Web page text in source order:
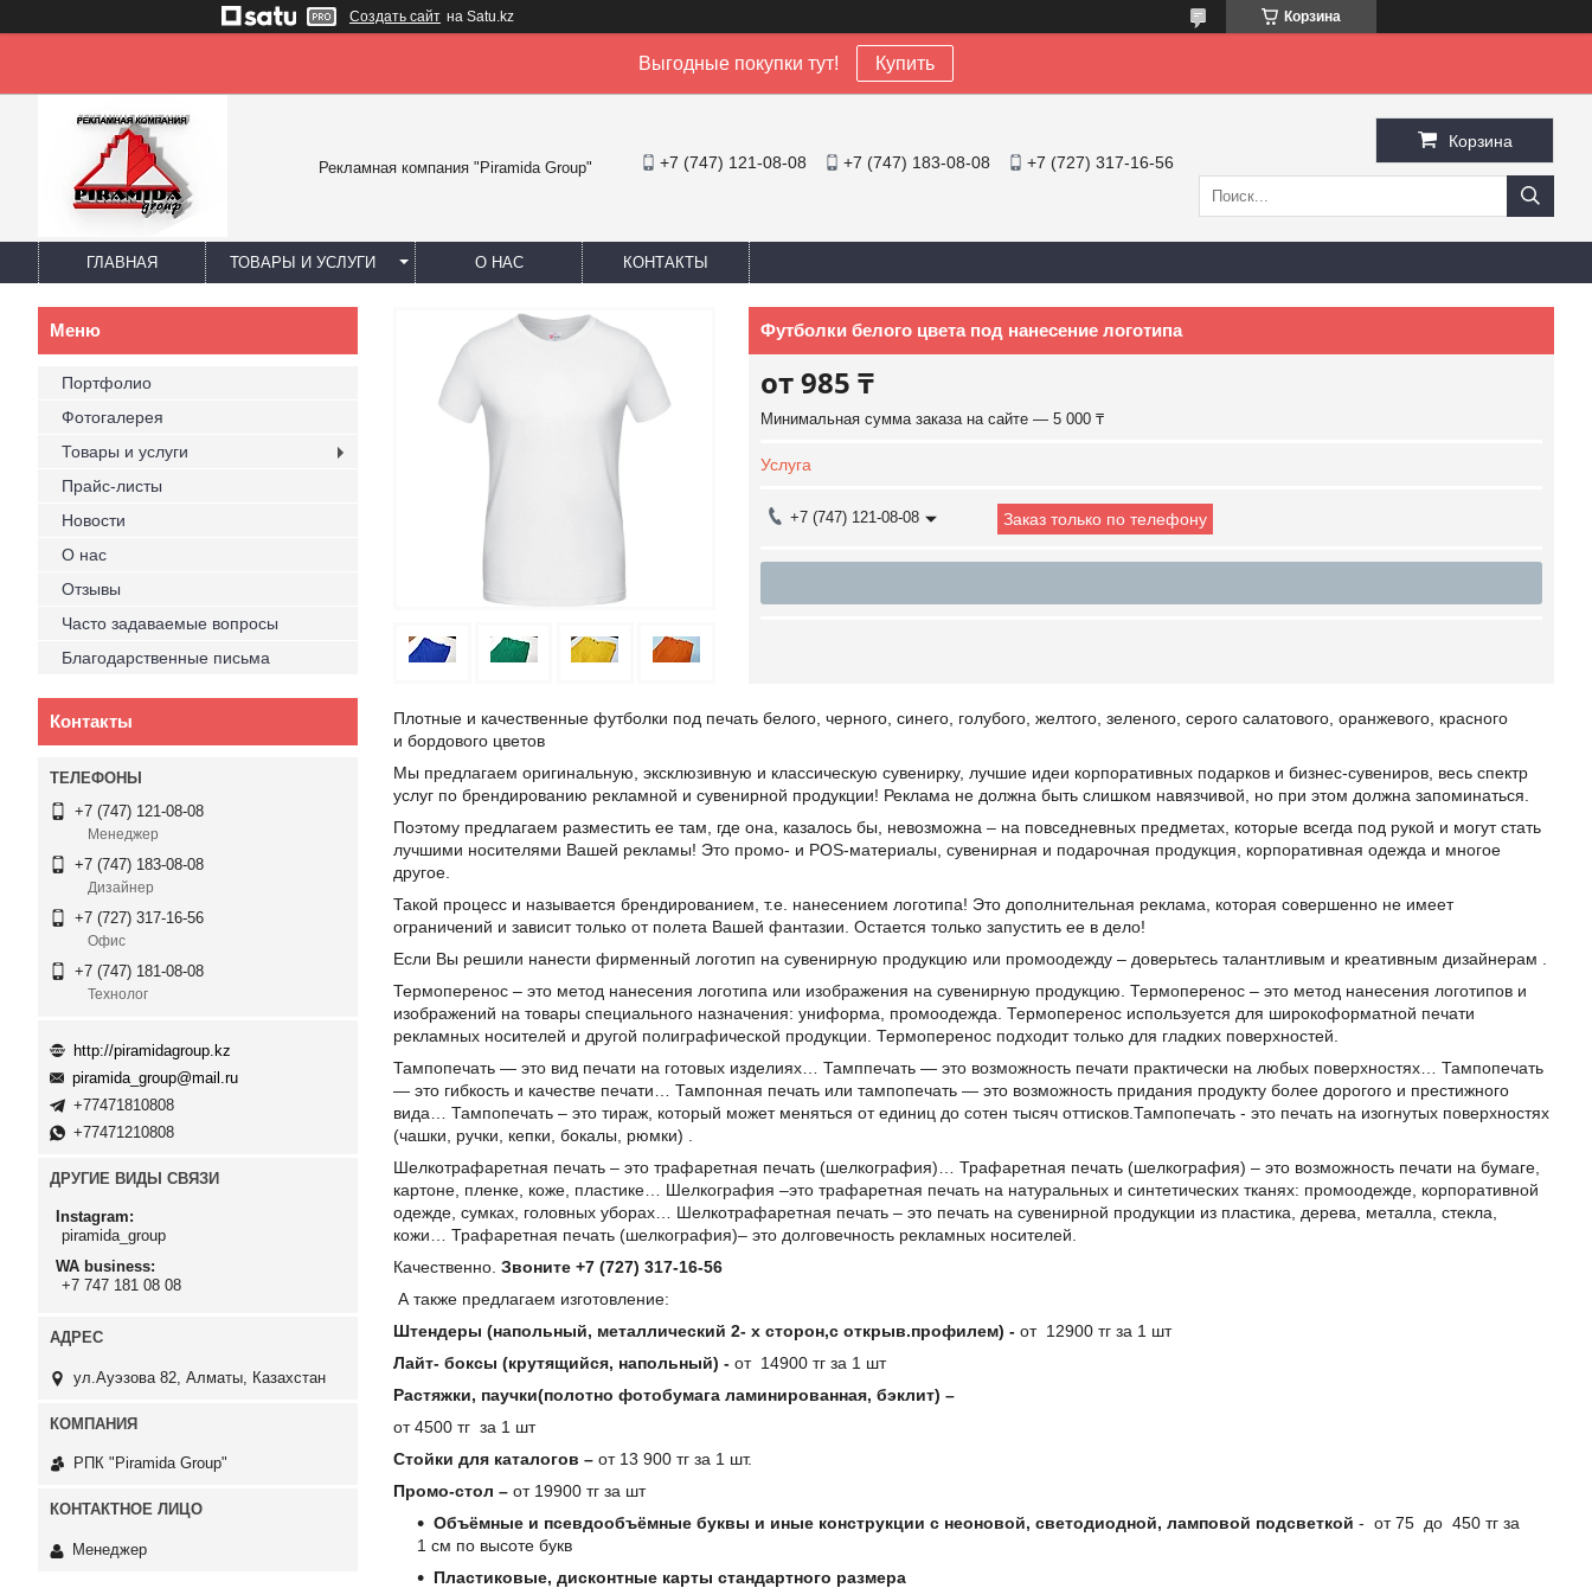
Создать сайт на Satu.kz Корзина
Выгодные покупки тут! Купить
Рекламная компания "Piramida Group" +7 (747) 121-08-08 +7 (747) 183-08-08 +7 (727) 317-16-56
Корзина
ГЛАВНАЯ ТОВАРЫ И УСЛУГИ О НАС КОНТАКТЫ
Футболки белого цвета под нанесение логотипа
от985 ₸
Минимальная сумма заказа на сайте — 5 000 ₸
Услуга
+7 (747) 121-08-08 Заказ только по телефону
Плотные и качественные футболки под печать белого, черного, синего, голубого, желтого, зеленого, серого салатового, оранжевого, красного
и бордового цветов
Мы предлагаем оригинальную, эксклюзивную и классическую сувенирку, лучшие идеи корпоративных подарков и бизнес-сувениров, весь спектр
услуг по брендированию рекламной и сувенирной продукции! Реклама не должна быть слишком навязчивой, но при этом должна запоминаться.
Поэтому предлагаем разместить ее там, где она, казалось бы, невозможна – на повседневных предметах, которые всегда под рукой и могут стать
лучшими носителями Вашей рекламы! Это промо- и POS-материалы, сувенирная и подарочная продукция, корпоративная одежда и многое
другое.
Такой процесс и называется брендированием, т.е. нанесением логотипа! Это дополнительная реклама, которая совершенно не имеет
ограничений и зависит только от полета Вашей фантазии. Остается только запустить ее в дело!
Если Вы решили нанести фирменный логотип на сувенирную продукцию или промоодежду – доверьтесь талантливым и креативным дизайнерам .
Термоперенос – это метод нанесения логотипа или изображения на сувенирную продукцию. Термоперенос – это метод нанесения логотипов и
изображений на товары специального назначения: униформа, промоодежда. Термоперенос используется для широкоформатной печати
рекламных носителей и другой полиграфической продукции. Термоперенос подходит только для гладких поверхностей.
Тампопечать — это вид печати на готовых изделиях… Тамппечать — это возможность печати практически на любых поверхностях… Тампопечать
— это гибкость и качестве печати… Тампонная печать или тампопечать — это возможность придания продукту более дорогого и престижного
вида… Тампопечать – это тираж, который может меняться от единиц до сотен тысяч оттисков.Тампопечать - это печать на изогнутых поверхностях
(чашки, ручки, кепки, бокалы, рюмки) .
Шелкотрафаретная печать – это трафаретная печать (шелкография)… Трафаретная печать (шелкография) – это возможность печати на бумаге,
картоне, пленке, коже, пластике… Шелкография –это трафаретная печать на натуральных и синтетических тканях: промоодежде, корпоративной
одежде, сумках, головных уборах… Шелкотрафаретная печать – это печать на сувенирной продукции из пластика, дерева, металла, стекла,
кожи… Трафаретная печать (шелкография)– это долговечность рекламных носителей.
Качественно. Звоните +7 (727) 317-16-56
А также предлагаем изготовление:
Штендеры (напольный, металлический 2- х сторон,с открыв.профилем) - от 12900 тг за 1 шт
Лайт- боксы (крутящийся, напольный) - от 14900 тг за 1 шт
Растяжки, паучки(полотно фотобумага ламинированная, бэклит) –
от 4500 тг за 1 шт
Стойки для каталогов – от 13 900 тг за 1 шт.
Промо-стол – от 19900 тг за шт
Объёмные и псевдообъёмные буквы и иные конструкции с неоновой, светодиодной, ламповой подсветкой - от 75 до 450 тг за
1 см по высоте букв
Пластиковые, дисконтные карты стандартного размера
Портфолио
Фотогалерея
Товары и услуги
Прайс-листы
Новости
О нас
Отзывы
Часто задаваемые вопросы
Благодарственные письма
Контакты
+7 (747) 121-08-08
Менеджер
+7 (747) 183-08-08
Дизайнер
+7 (727) 317-16-56
Офис
+7 (747) 181-08-08
Технолог
http://piramidagroup.kz
piramida_group@mail.ru
+77471810808
+77471210808
ДРУГИЕ ВИДЫ СВЯЗИ
Instagram
piramida_group
WA business
+7 747 181 08 08
ул.Ауэзова 82, Алматы, Казахстан
РПК "Piramida Group"
Менеджер